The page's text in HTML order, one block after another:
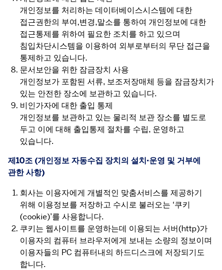
개인정보를 처리하는 데이터베이스시스템에 대한
접근권한의 부여,변경,말소를 통하여 개인정보에 대한
접근통제를 위하여 필요한 조치를 하고 있으며
침입차단시스템을 이용하여 외부로부터의 무단 접근을
통제하고 있습니다.
문서보안을 위한 잠금장치 사용
개인정보가 포함된 서류, 보조저장매체 등을 잠금장치가
있는 안전한 장소에 보관하고 있습니다.
비인가자에 대한 출입 통제
개인정보를 보관하고 있는 물리적 보관 장소를 별도로
두고 이에 대해 출입통제 절차를 수립, 운영하고
있습니다.
제10조 (개인정보 자동수집 장치의 설치∙운영 및 거부에
관한 사항)
회사는 이용자에게 개별적인 맞춤서비스를 제공하기
위해 이용정보를 저장하고 수시로 불러오는 ‘쿠키
(cookie)’를 사용합니다.
쿠키는 웹사이트를 운영하는데 이용되는 서버(http)가
이용자의 컴퓨터 브라우저에게 보내는 소량의 정보이며
이용자들의 PC 컴퓨터내의 하드디스크에 저장되기도
합니다.